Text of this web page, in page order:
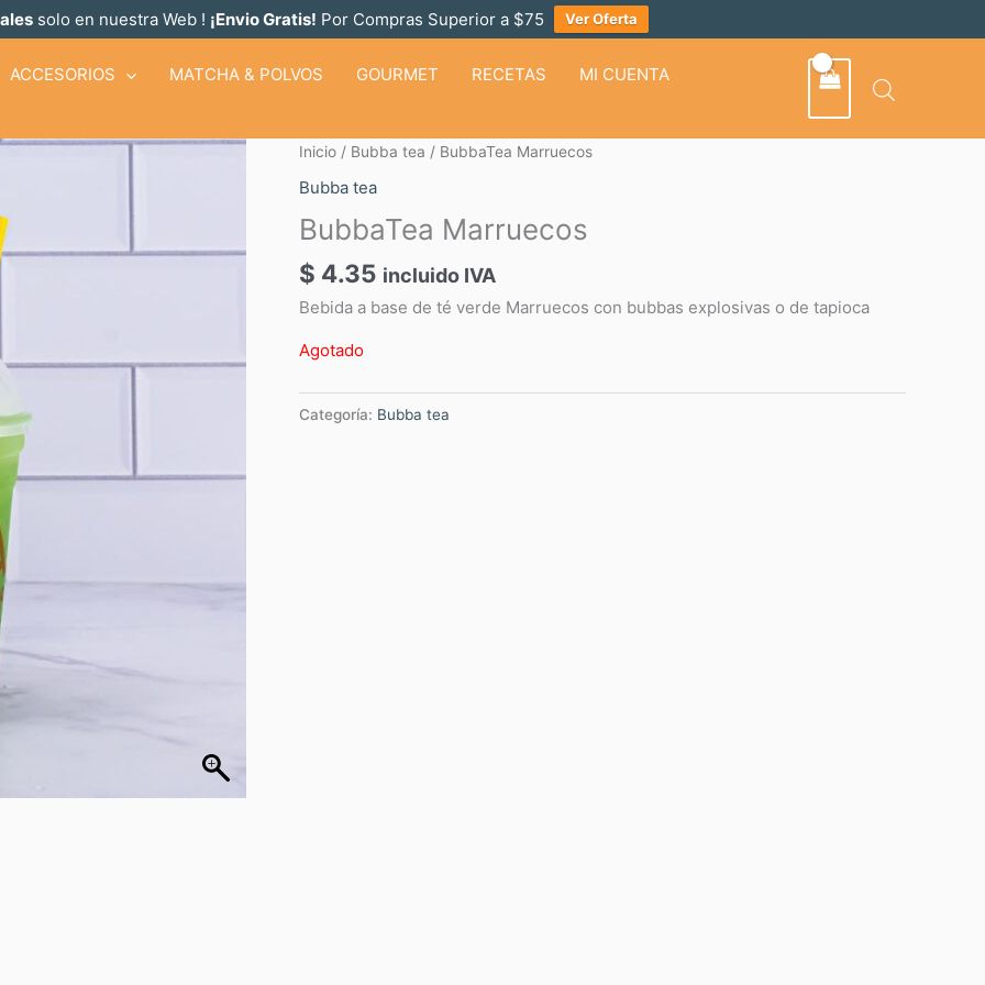
solo en nuestra Web ! ¡Envio Gratis! Por Compras Superior a $75 Ver Oferta
ACCESORIOS MATCHA & POLVOS GOURMET RECETAS
MI CUENTA
Inicio / Bubba tea / BubbaTea Marruecos
Bubba tea
BubbaTea Marruecos
$ 4.35 incluido IVA
Bebida a base de té verde Marruecos con bubbas explosivas o de tapioca
Agotado
Categoría: Bubba tea